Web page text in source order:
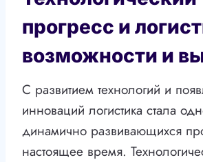
прогресс и
возможности и
С развитием технологий и
инноваций логистика стала
динамично развивающихся
настоящее время.